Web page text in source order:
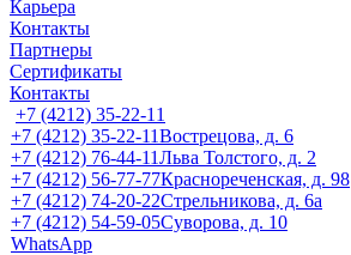
Карьера
Контакты
Партнеры
Сертификаты
Контакты
+7 (4212) 35-22-11
+7 (4212) 35-22-11Вострецова, д. 6
+7 (4212) 76-44-11Льва Толстого, д. 2
+7 (4212) 56-77-77Краснореченская, д. 98
+7 (4212) 74-20-22Стрельникова, д. 6а
+7 (4212) 54-59-05Суворова, д. 10
WhatsApp